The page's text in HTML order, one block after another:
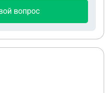
действий,
Заранее
вопрос